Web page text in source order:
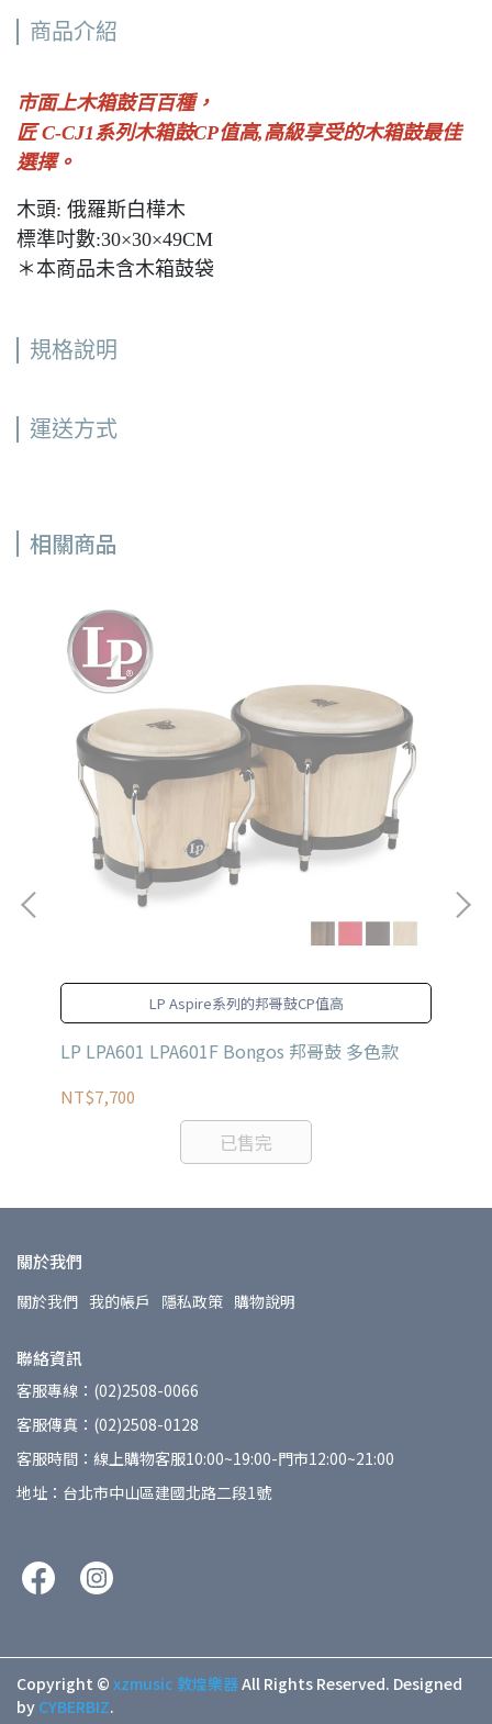
商品介紹
市面上木箱鼓百百種，
匠 C-CJ1系列木箱鼓CP值高,高級享受的木箱鼓最佳
選擇。
木頭: 俄羅斯白樺木
標準吋數:30×30×49CM
＊本商品未含木箱鼓袋
規格說明
運送方式
相關商品
LP Aspire系列的邦哥鼓CP值高
LP LPA601 LPA601F Bongos 邦哥鼓 多色款
NT$7,700
已售完
關於我們
關於我們 我的帳戶 隱私政策 購物說明
聯絡資訊
客服專線：(02)2508-0066
客服傳真：(02)2508-0128
客服時間：線上購物客服10:00~19:00-門市12:00~21:00
地址：台北市中山區建國北路二段1號
Copyright © xzmusic 敦煌樂器All Rights Reserved. Designed
by CYBERBIZ.